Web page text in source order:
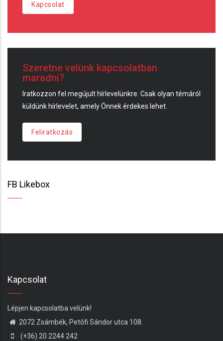
Kapcsolat
Szeretne velünk kapcsolatban
maradni?
Iratkozzon fel megújult hírlevelünkre. Csak olyan témáról
küldünk hírlevelet, amely Önnek érdekes lehet.
Feliratkozás
FB Likebox
Kapcsolat
Lépjen kapcsolatba velünk!
2072 Zsámbék, Petőfi Sándor utca 108.
(+36) 20 2244 242